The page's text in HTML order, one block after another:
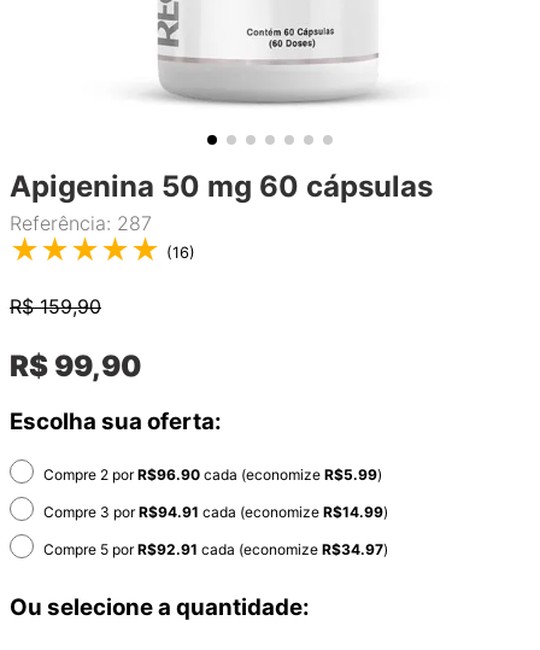
Apigenina 50 mg 60 cápsulas
Referência: 287
★★★★★ (16)
R$159,90
R$ 99,90
Escolha sua oferta:
Compre 2 porR$96.90 cada (economize R$5.99)
Compre 3 porR$94.91 cada (economize R$14.99)
Compre 5 porR$92.91 cada (economize R$34.97)
Ou selecione a quantidade: